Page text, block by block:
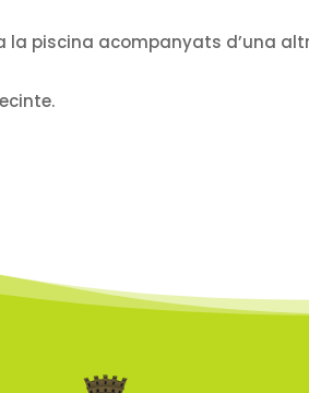
la piscina acompanyats d’una